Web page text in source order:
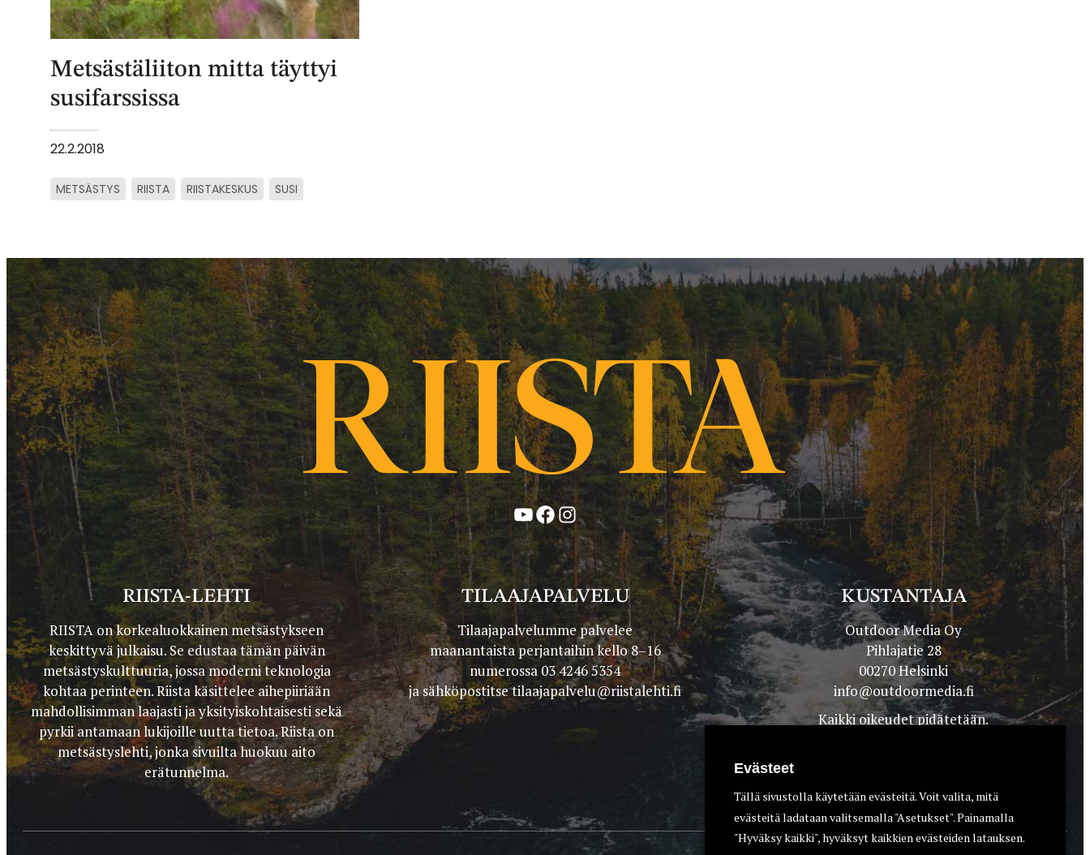
Metsästäliiton mitta täyttyi
susifarssissa
22.2.2018
METSÄSTYS RIISTA RIISTAKESKUS SUSI
YouTube
Facebook
Instagram
RIISTA-LEHTI
RIISTA on korkealuokkainen metsästykseen
keskittyvä julkaisu. Se edustaa tämän päivän
metsästyskulttuuria, jossa moderni teknologia
kohtaa perinteen. Riista käsittelee aihepiiriään
mahdollisimman laajasti ja yksityiskohtaisesti sekä
pyrkii antamaan lukijoille uutta tietoa. Riista on
metsästyslehti, jonka sivuilta huokuu aito
erätunnelma.
TILAAJAPALVELU
Tilaajapalvelumme palvelee
maanantaista perjantaihin kello 8–16
numerossa 03 4246 5354
ja sähköpostitsetilaajapalvelu@riistalehti.fi
KUSTANTAJA
Outdoor Media Oy
Pihlajatie 28
00270 Helsinki
info@outdoormedia.fi
Kaikki oikeudet pidätetään.
Evästeet
Tällä sivustolla käytetään evästeitä. Voit valita, mitä
evästeitä ladataan valitsemalla "Asetukset". Painamalla
"Hyväksy kaikki", hyväksyt kaikkien evästeiden latauksen.